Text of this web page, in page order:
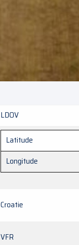
LDOV
Latitude
Longitude
Croatie
VFR